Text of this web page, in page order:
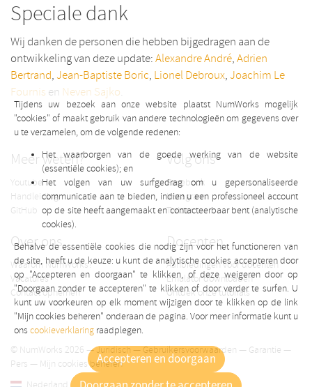
Speciale dank
Wij danken de personen die hebben bijgedragen aan de
ontwikkeling van deze update:Alexandre André,Adrien
Bertrand,Jean-Baptiste Boric, Lionel Debroux,Joachim Le
Fournis en Neven Sajko.
Tijdens uw bezoek aan onze website plaatst NumWorks mogelijk
"cookies" of maakt gebruik van andere technologieën om gegevens over
u te verzamelen, om de volgende redenen:
Het waarborgen van de goede werking van de website
(essentiële cookies); en
Het volgen van uw surfgedrag om u gepersonaliseerde
communicatie aan te bieden, indien u een professioneel account
op de site heeft aangemaakt en contacteerbaar bent (analytische
cookies).
Behalve de essentiële cookies die nodig zijn voor het functioneren van
de site, heeft u de keuze: u kunt de analytische cookies accepteren door
op "Accepteren en doorgaan" te klikken, of deze weigeren door op
"Doorgaan zonder te accepteren" te klikken of door verder te surfen. U
kunt uw voorkeuren op elk moment wijzigen door te klikken op de link
"Mijn cookies beheren" onderaan de pagina. Voor meer informatie kunt u
ons cookieverklaring raadplegen.
Accepteren en doorgaan
Meer weten?
Youtube
Handleiding
GitHub
Volg ons
Facebook
Instagram
Twitter
Over ons
Waarom NumWorks?
Vacatures
Contact opnemen
Docenten
Aanbiedingen voor docenten
Emulator downloaden
Ontdek onze tutorials
© NumWorks 2026 —Juridisch—Gebruikersvoorwaarden — Garantie —
Pers —
Mijn cookies beheren
Nederland